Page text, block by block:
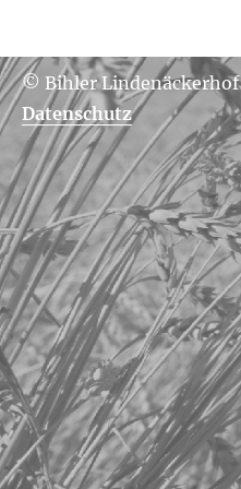
© Bihler Lindenäckerhof
Datenschutz